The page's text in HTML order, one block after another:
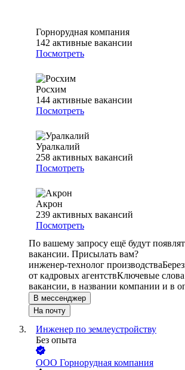
Горнорудная компания
142 активные вакансии
Посмотреть
Росхим
144 активные вакансии
Посмотреть
Уралкалий
258 активных вакансий
Посмотреть
Акрон
239 активных вакансий
Посмотреть
По вашему запросу ещё будут
вакансии. Присылать вам?
инженер-технолог производства
от кадровых агентствКлючевые
вакансии, в названии компании и в
В мессенджер
На почту
Инженер по землеустройству
Без опыта
ООО Горнорудная компания